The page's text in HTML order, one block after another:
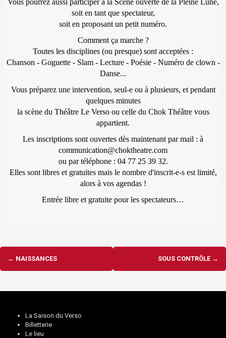
soit en tant que spectateur,
soit en proposant un petit numéro.
Comment ça marche ?
Toutes les disciplines (ou presque) sont acceptées :
Chanson - Goguette - Slam - Lecture - Poésie - Numéro de clown -
Danse...
Vous préparez une intervention, seul-e ou à plusieurs, et pendant
quelques minutes
la scène du Théâtre Le Verso ou celle du Chok Théâtre vous
appartient.
Les inscriptions sont ouvertes dès maintenant par mail : à
communication@choktheatre.com
ou par téléphone : 04 77 25 39 32.
Elles sont libres et gratuites mais le nombre d'inscrit-e-s est limité,
alors à vos agendas !
Entrée libre et gratuite pour les spectateurs…
Navigation
d'article
← NAISSANCES SOUS CONTRÔLE →
La Saison du Verso
Billetterie
Le lieu